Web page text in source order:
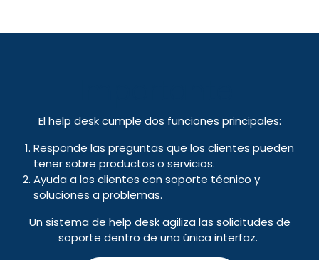
El help desk cumple dos funciones principales:
Responde las preguntas que los clientes pueden
tener sobre productos o servicios.
Ayuda a los clientes con soporte técnico y
soluciones a problemas.
Un sistema de help desk agiliza las solicitudes de
soporte dentro de una única interfaz.